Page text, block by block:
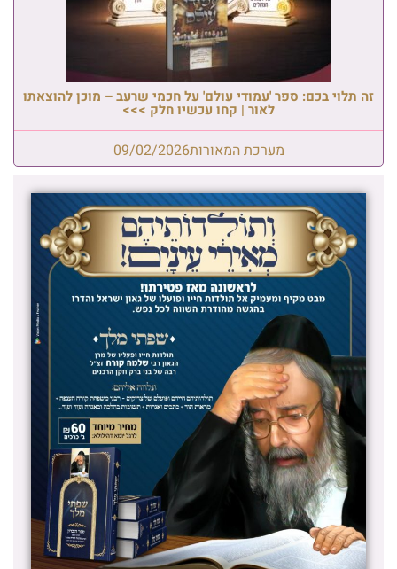
זה תלוי בכם: ספר 'עמודי עולם' על חכמי שרעב – מוכן להוצאתו
לאור | קחו עכשיו חלק >>>
מערכת המאורות09/02/2026